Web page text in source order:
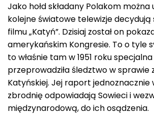
Jako hołd składany Polakom można
kolejne światowe telewizje decydują
filmu „Katyń”. Dzisiaj został on
amerykańskim Kongresie. To o tyle
to właśnie tam w 1951 roku
przeprowadziła śledztwo w sprawie
Katyńskiej. Jej raport jednoznacznie
zbrodnię odpowiadają Sowieci i
międzynarodową, do ich osądzenia.